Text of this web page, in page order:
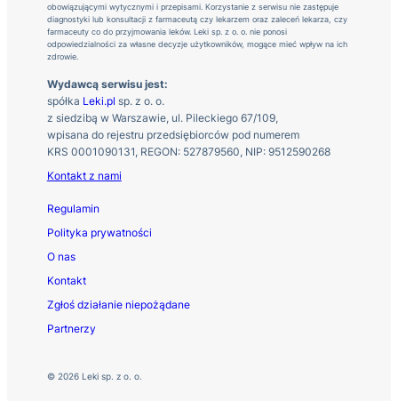
obowiązującymi wytycznymi i przepisami. Korzystanie z serwisu nie zastępuje
diagnostyki lub konsultacji z farmaceutą czy lekarzem oraz zaleceń lekarza, czy
farmaceuty co do przyjmowania leków. Leki sp. z o. o. nie ponosi
odpowiedzialności za własne decyzje użytkowników, mogące mieć wpływ na ich
zdrowie.
Wydawcą serwisu jest:
spółka Leki.pl sp. z o. o.
z siedzibą w Warszawie, ul. Pileckiego 67/109,
wpisana do rejestru przedsiębiorców pod numerem
KRS 0001090131, REGON: 527879560, NIP: 9512590268
Kontakt z nami
Regulamin
Polityka prywatności
O nas
Kontakt
Zgłoś działanie niepożądane
Partnerzy
© 2026 Leki sp. z o. o.